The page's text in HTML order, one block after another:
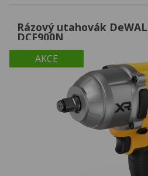
AKCE
Rázový utahovák
DCF900N